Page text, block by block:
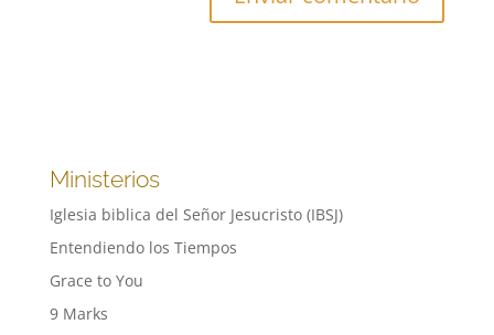
Ministerios
Iglesia biblica del Señor Jesucristo (IBSJ)
Entendiendo los Tiempos
Grace to You
9 Marks